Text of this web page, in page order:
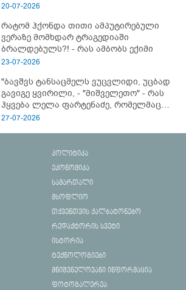
20-07-2026
რატომ ჰქონდა თითი ამპუტირებული
ვერაზე მომხდარ ტრაგედიაში
ბრალდებულს?! - რას ამბობს ექიმი
23-07-2026
"ბავშვს ტანსაცმელს ვუცვლიდი, უცბად
გავიგე ყვირილი, - "მიშველეთო" - რას
ჰყვება ლელა ფარტენაძე, რომელმაც
ბათუმში 16 წლის ბიჭი ზღვაში
27-07-2026
პოლიტიკა
ეკონომიკა
სამართალი
მსოფლიო
თქვენთვის ქალბატონებო
რედაქტორის სვეტი
ისტორია
ტექნოლოგიები
მნიშვნელოვანი ინფორმაცია
ფოტოგალერეა